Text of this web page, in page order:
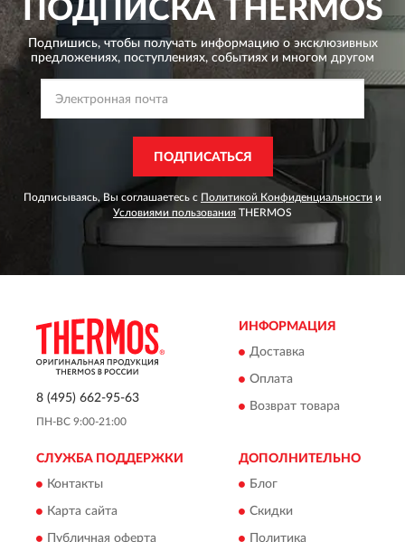
ПОДПИСКАTHERMOS
Подпишись, чтобы получать информацию о эксклюзивных
предложениях, поступлениях, событиях и многом другом
ПОДПИСАТЬСЯ
Подписываясь, Вы соглашаетесь с Политикой Конфиденциальности и
Условиями пользования THERMOS
8 (495) 662-95-63
ПН-ВС 9:00-21:00
ИНФОРМАЦИЯ
Доставка
Оплата
Возврат товара
СЛУЖБА ПОДДЕРЖКИ
Контакты
Карта сайта
Публичная оферта
ДОПОЛНИТЕЛЬНО
Блог
Скидки
Политика